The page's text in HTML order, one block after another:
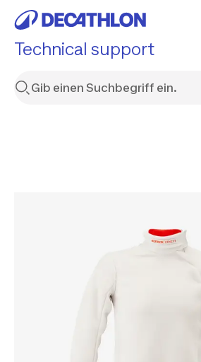
Technical support